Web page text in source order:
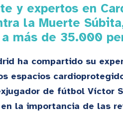
y expertos en
la Muerte
más de 35.000
ha compartido su
espacios
de fútbol Víctor
la importancia de las